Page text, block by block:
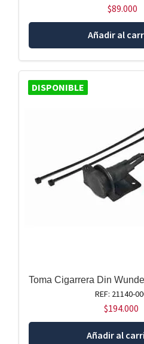
$89.000
Añadir al
DISPONIBLE
Toma Cigarrera Din
REF: 21140-
$194.000
Añadir al